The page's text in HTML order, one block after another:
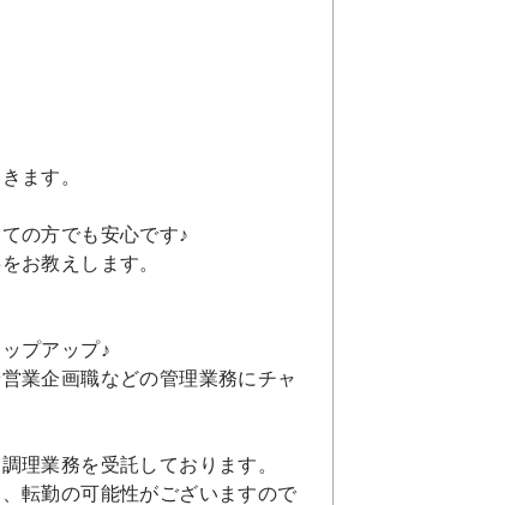
ます。
の方でも安心です♪
お教えします。
プアップ♪
業企画職などの管理業務にチャ
理業務を受託しております。
転勤の可能性がございますので